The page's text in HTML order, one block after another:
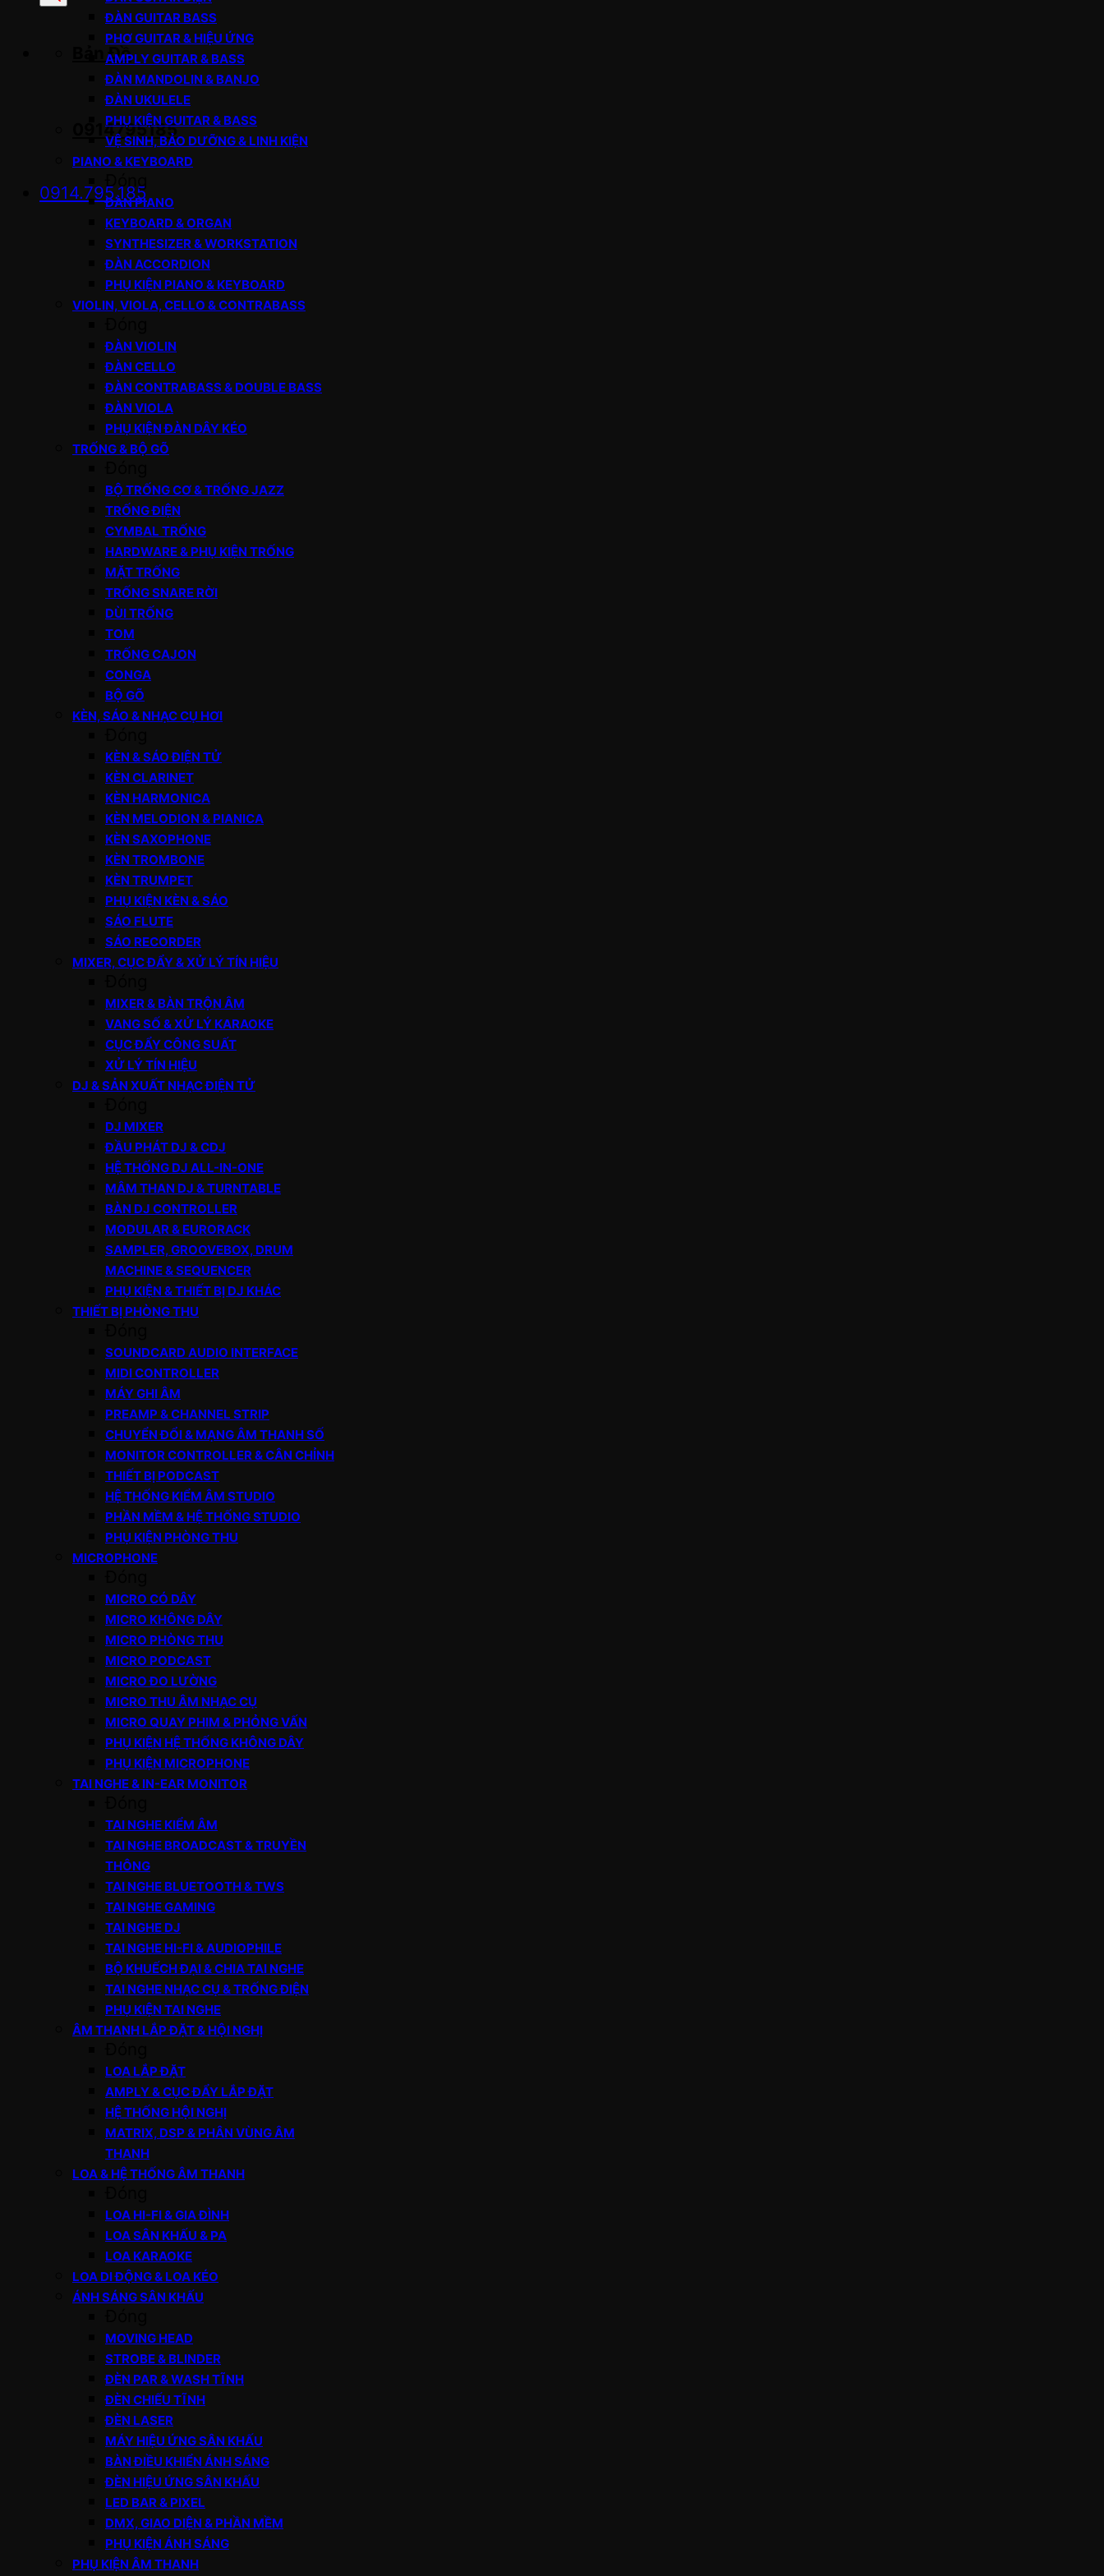
Bản Đồ
0914795185
0914.795.185
ĐÀN GUITAR BASS
PHƠ GUITAR & HIỆU ỨNG
AMPLY GUITAR & BASS
ĐÀN MANDOLIN & BANJO
ĐÀN UKULELE
PHỤ KIỆN GUITAR & BASS
VỆ SINH, BẢO DƯỠNG & LINH KIỆN
PIANO & KEYBOARD
ĐÀN PIANO
KEYBOARD & ORGAN
SYNTHESIZER & WORKSTATION
ĐÀN ACCORDION
PHỤ KIỆN PIANO & KEYBOARD
VIOLIN, VIOLA, CELLO & CONTRABASS
ĐÀN VIOLIN
ĐÀN CELLO
ĐÀN CONTRABASS & DOUBLE BASS
ĐÀN VIOLA
PHỤ KIỆN ĐÀN DÂY KÉO
TRỐNG & BỘ GÕ
BỘ TRỐNG CƠ & TRỐNG JAZZ
TRỐNG ĐIỆN
CYMBAL TRỐNG
HARDWARE & PHỤ KIỆN TRỐNG
MẶT TRỐNG
TRỐNG SNARE RỜI
DÙI TRỐNG
TOM
TRỐNG CAJON
CONGA
BỘ GÕ
KÈN, SÁO & NHẠC CỤ HƠI
KÈN & SÁO ĐIỆN TỬ
KÈN CLARINET
KÈN HARMONICA
KÈN MELODION & PIANICA
KÈN SAXOPHONE
KÈN TROMBONE
KÈN TRUMPET
PHỤ KIỆN KÈN & SÁO
SÁO FLUTE
SÁO RECORDER
MIXER, CỤC ĐẨY & XỬ LÝ TÍN HIỆU
MIXER & BÀN TRỘN ÂM
VANG SỐ & XỬ LÝ KARAOKE
CỤC ĐẨY CÔNG SUẤT
XỬ LÝ TÍN HIỆU
DJ & SẢN XUẤT NHẠC ĐIỆN TỬ
DJ MIXER
ĐẦU PHÁT DJ & CDJ
HỆ THỐNG DJ ALL-IN-ONE
MÂM THAN DJ & TURNTABLE
BÀN DJ CONTROLLER
MODULAR & EURORACK
SAMPLER, GROOVEBOX, DRUM
MACHINE & SEQUENCER
PHỤ KIỆN & THIẾT BỊ DJ KHÁC
THIẾT BỊ PHÒNG THU
SOUNDCARD AUDIO INTERFACE
MIDI CONTROLLER
MÁY GHI ÂM
PREAMP & CHANNEL STRIP
CHUYỂN ĐỔI & MẠNG ÂM THANH SỐ
MONITOR CONTROLLER & CÂN CHỈNH
THIẾT BỊ PODCAST
HỆ THỐNG KIỂM ÂM STUDIO
PHẦN MỀM & HỆ THỐNG STUDIO
PHỤ KIỆN PHÒNG THU
MICROPHONE
MICRO CÓ DÂY
MICRO KHÔNG DÂY
MICRO PHÒNG THU
MICRO PODCAST
MICRO ĐO LƯỜNG
MICRO THU ÂM NHẠC CỤ
MICRO QUAY PHIM & PHỎNG VẤN
PHỤ KIỆN HỆ THỐNG KHÔNG DÂY
PHỤ KIỆN MICROPHONE
TAI NGHE & IN-EAR MONITOR
TAI NGHE KIỂM ÂM
TAI NGHE BROADCAST & TRUYỀN
THÔNG
TAI NGHE BLUETOOTH & TWS
TAI NGHE GAMING
TAI NGHE DJ
TAI NGHE HI-FI & AUDIOPHILE
BỘ KHUẾCH ĐẠI & CHIA TAI NGHE
TAI NGHE NHẠC CỤ & TRỐNG ĐIỆN
PHỤ KIỆN TAI NGHE
ÂM THANH LẮP ĐẶT & HỘI NGHỊ
LOA LẮP ĐẶT
AMPLY & CỤC ĐẨY LẮP ĐẶT
HỆ THỐNG HỘI NGHỊ
MATRIX, DSP & PHÂN VÙNG ÂM
THANH
LOA & HỆ THỐNG ÂM THANH
LOA HI-FI & GIA ĐÌNH
LOA SÂN KHẤU & PA
LOA KARAOKE
LOA DI ĐỘNG & LOA KÉO
ÁNH SÁNG SÂN KHẤU
MOVING HEAD
STROBE & BLINDER
ĐÈN PAR & WASH TĨNH
ĐÈN CHIẾU TĨNH
ĐÈN LASER
MÁY HIỆU ỨNG SÂN KHẤU
BÀN ĐIỀU KHIỂN ÁNH SÁNG
ĐÈN HIỆU ỨNG SÂN KHẤU
LED BAR & PIXEL
DMX, GIAO DIỆN & PHẦN MỀM
PHỤ KIỆN ÁNH SÁNG
PHỤ KIỆN ÂM THANH